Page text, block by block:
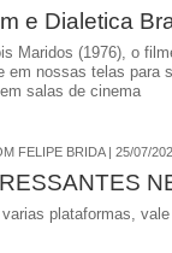
e Dialetica
Maridos (1976), o
em nossas telas para
salas de cinema
FELIPE BRIDA | 25/07/
plataformas,